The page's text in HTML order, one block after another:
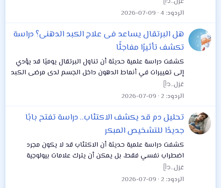
بتغيرات حقيقية تحدث داخل أنسجة الثدي تجعل...
الردود 4
2026-07-09
هل البرتقال يساعد فى علاج الكبد الدهنى؟ دراسة
تكشف تأثيرًا مفاجئًا
كشفت دراسة علمية حديثة أن تناول البرتقال يوميًا قد يؤدي
إلى تغييرات في أنماط الدهون داخل الجسم لدى مرضى الكبد
الدهني، في نتائج أولية تفتح الباب أمام فهم جديد لدور
الغذاء في دعم صحة الكبد، وذلك...
غزل..ᥫ᭡
الردود 2
2026-07-09
تحليل دم قد يكشف الاكتئاب.. دراسة تفتح بابًا
جديدًا للتشخيص المبكر
كشفت دراسة علمية حديثة أن الاكتئاب قد لا يكون مجرد
اضطراب نفسي فقط، بل يمكن أن يترك علامات بيولوجية
تظهر في الدم، وهو ما قد يساعد مستقبلًا في تطوير طرق
تشخيص أكثر دقة وسرعة. وبحسب تقرير نشره موقع...
غزل..ᥫ᭡
الردود 2
2026-07-09